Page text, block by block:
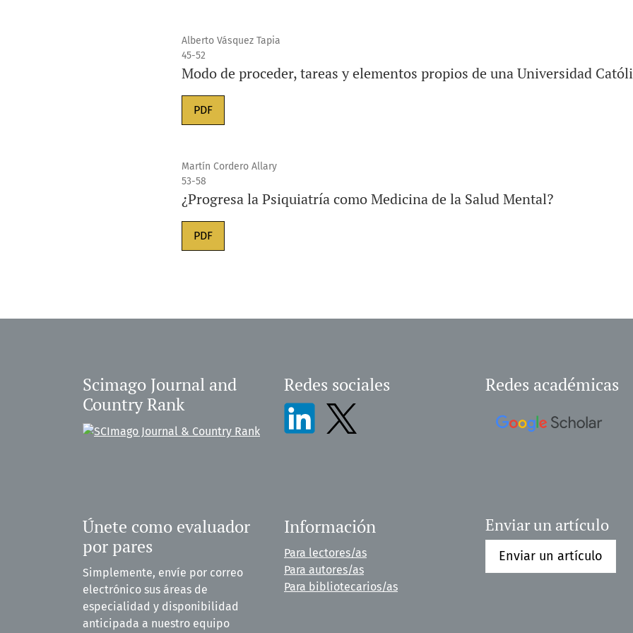
Alberto Vásquez Tapia
45-52
Modo de proceder, tareas y elementos propios de una Universidad
PDF
Martín Cordero Allary
53-58
¿Progresa la Psiquiatría como Medicina de la Salud Mental?
PDF
Scimago Journal and
Country Rank
Redes sociales Redes académicas
Únete como evaluador
por pares
Simplemente, envíe por correo
electrónico sus áreas de
especialidad y disponibilidad
anticipada a nuestro equipo
Información
Para lectores/as
Para autores/as
Para bibliotecarios/as
Enviar un artículo
Enviar un artículo